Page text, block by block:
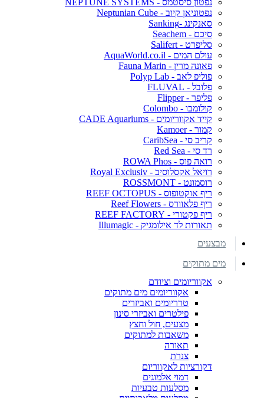
נפטוניאן קיוב - Neptunian Cube
סאנקינג -Sanking
סיכם - Seachem
סליפרט - Salifert
עולם המים - AquaWorld.co.il
פאונה מרין - Fauna Marin
פוליפ לאב - Polyp Lab
פלובל - FLUVAL
פליפר - Flipper
קולומבו - Colombo
קייד אקווריומים - CADE Aquariums
קמור - Kamoer
קריב סי - CaribSea
רד סי - Red Sea
רואה פוס - ROWA Phos
רויאל אקסלוסיב - Royal Exclusiv
רוסמונט - ROSSMONT
ריף אוקטופוס - REEF OCTOPUS
ריף פלאוורס - Reef Flowers
ריף פקטורי - REEF FACTORY
תאורות לד אילומגיק - Illumagic
מבצעים
מים מתוקים
אקווריומים וציודם
אקווריומים מים מתוקים
טרריומים ואביזרים
פילטרים ואביזרי סינון
מצעים, חול וחצץ
משאבות למתוקים
תאורה
צנרת
דקורציות לאקווריום
דמוי אלמוגים
מסלעות טבעיות